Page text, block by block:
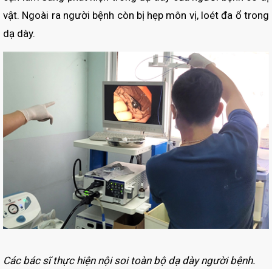
vật. Ngoài ra người bệnh còn bị hẹp môn vị, loét đa ổ trong
dạ dày.
Các bác sĩ thực hiện nội soi toàn bộ dạ dày người bệnh.